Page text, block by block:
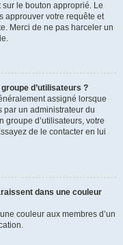
le bouton approprié. Le
approuver votre requête et
Merci de ne pas harceler un
d’utilisateurs ?
assigné lorsque
par un administrateur du
groupe d’utilisateurs, votre
de le contacter en lui
dans une couleur
couleur aux membres d’un